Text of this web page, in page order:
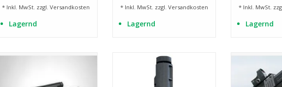
* Inkl. MwSt. zzgl. Versandkosten
Lagernd
* Inkl. MwSt. zzgl. Versandkosten
Lagernd
* Inkl. MwSt.
Lagernd
zur Verwendung von
6 Schuss Kal. 68 Ersatzmagazin
Zubehör für
ZUM